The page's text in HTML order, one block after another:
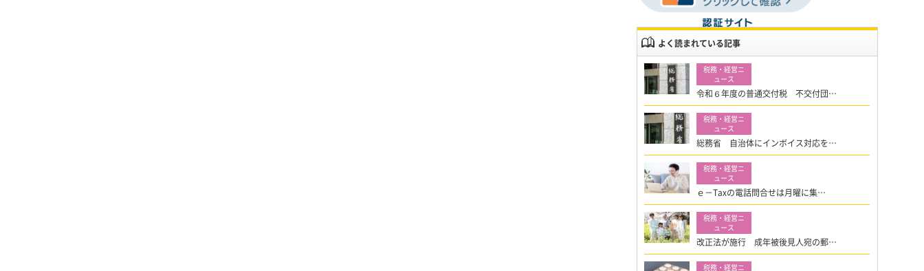
よく読まれている記事
令和６年度の普通交付税 不交付団…
総務省 自治体にインボイス対応を…
ｅ－Taxの電話問合せは月曜に集…
改正法が施行 成年被後見人宛の郵…